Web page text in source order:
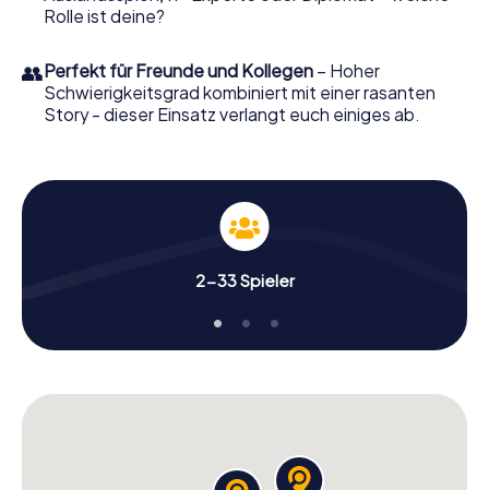
Rolle ist deine?
👥Perfekt für Freunde und Kollegen – Hoher
Schwierigkeitsgrad kombiniert mit einer rasanten
Story - dieser Einsatz verlangt euch einiges ab.
2-33 Spieler